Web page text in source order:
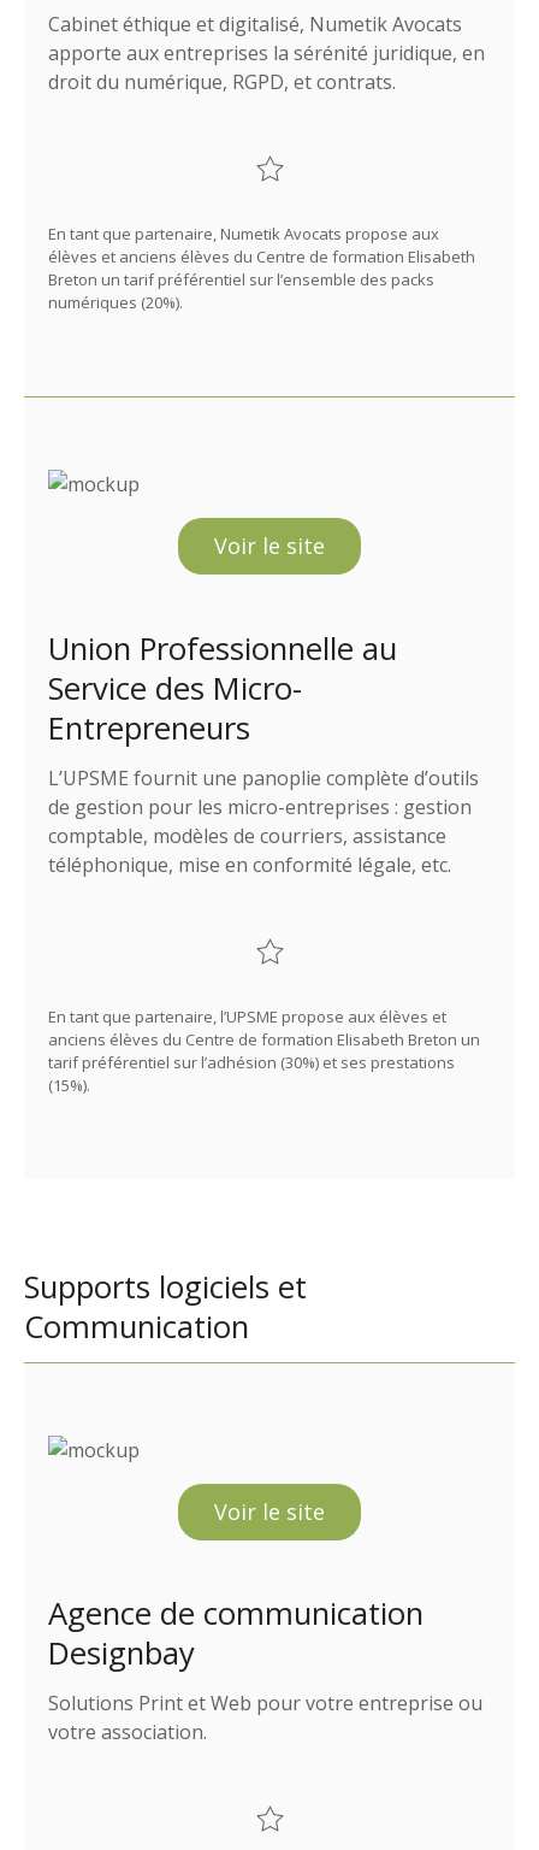
Cabinet éthique et digitalisé, Numetik Avocats
apporte aux entreprises la sérénité juridique, en
droit du numérique, RGPD, et contrats.
En tant que partenaire, Numetik Avocats propose aux
élèves et anciens élèves du Centre de formation Elisabeth
Breton un tarif préférentiel sur l’ensemble des packs
numériques (20%).
Voir le site
Union Professionnelle au
Service des Micro-
Entrepreneurs
L’UPSME fournit une panoplie complète d’outils
de gestion pour les micro-entreprises : gestion
comptable, modèles de courriers, assistance
téléphonique, mise en conformité légale, etc.
En tant que partenaire, l’UPSME propose aux élèves et
anciens élèves du Centre de formation Elisabeth Breton un
tarif préférentiel sur l’adhésion (30%) et ses prestations
(15%).
Supports logiciels et
Communication
Voir le site
Agence de communication
Designbay
Solutions Print et Web pour votre entreprise ou
votre association.